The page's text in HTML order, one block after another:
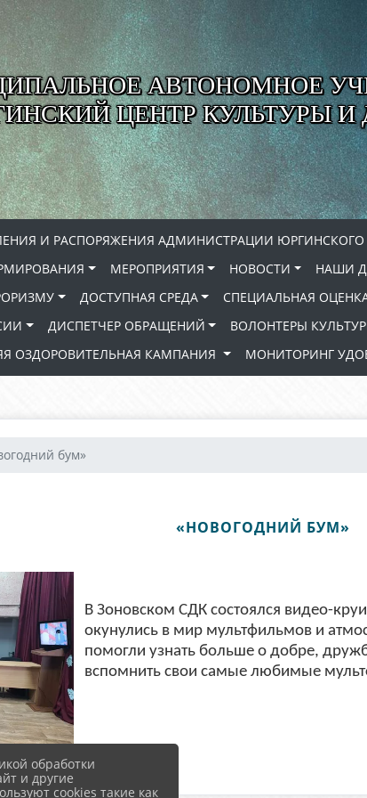
АВТОНОМНОЕ
ЦЕНТР КУЛЬТУРЫ И
И РАСПОРЯЖЕНИЯ АДМИНИСТРАЦИИ
МЕРОПРИЯТИЯ НОВОСТИ НАШИ
ДОСТУПНАЯ СРЕДА СПЕЦИАЛЬНАЯ
ДИСПЕТЧЕР ОБРАЩЕНИЙ ВОЛОНТЕРЫ
ОЗДОРОВИТЕЛЬНАЯ КАМПАНИЯ МОНИТОРИНГ
бум»
«НОВОГОДНИЙ БУМ»
В Зоновском СДК состоялся видео-
окунулись в мир мультфильмов и
помогли узнать больше о добре,
вспомнить свои самые любимые
обработки
и другие
cookies такие как